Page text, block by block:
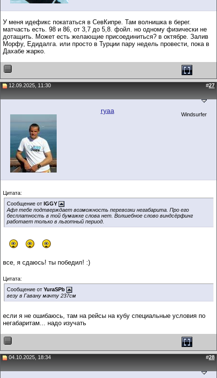
У меня идефикс покататься в СевКипре. Там волнишка в берег.
матчасть есть. 98 и 86, от 3,7 до 5,8. фойл. но одному физически не
дотащить. Может есть желающие присоединиться? в октябре. Залив
Морфу, Едидалга. или просто в Турции пару недель провести, пока в
Дахабе жарко.
12.09.2025, 11:30 #27
ryaa Windsurfer
Цитата:
Сообщение от IGGY
Афл тебе подтверждает возможность перевозки негабарита. Про его
бесплатность в той бумажке слова нет. Волшебное слово виндсёрфинг
работает только в льготный период.
все, я сдаюсь! ты победил! :)
Цитата:
Сообщение от YuraSPb
везу в Гавану мачту 237см
если я не ошибаюсь, там на рейсы на кубу специальные условия по
негабаритам... надо изучать
04.10.2025, 18:34 #28